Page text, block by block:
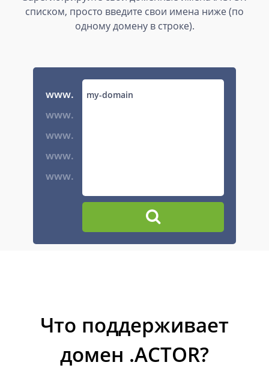
списком, просто введите свои имена ниже (по
одному домену в строке).
www.
www.
www.
www.
www.
Что поддерживает
домен .ACTOR?